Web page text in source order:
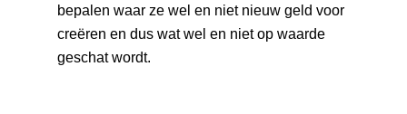
bepalen waar ze wel en niet nieuw geld voor
creëren en dus wat wel en niet op waarde
geschat wordt.